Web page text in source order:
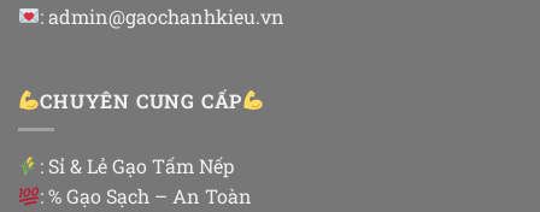
: admin@gaochanhkieu.vn
CHUYÊN CUNG CẤP
: Sỉ & Lẻ Gạo Tấm Nếp
: % Gạo Sạch – An Toàn